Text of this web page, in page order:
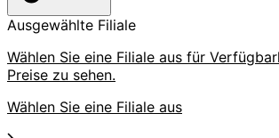
Ausgewählte Filiale
Wählen Sie eine Filiale aus für
Preise zu sehen.
Wählen Sie eine Filiale aus